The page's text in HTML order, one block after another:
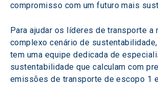
compromisso com um futuro mais
Para ajudar os líderes de transporte a
complexo cenário de
tem uma equipe dedicada de
sustentabilidade que calculam com
emissões de transporte de escopo 1